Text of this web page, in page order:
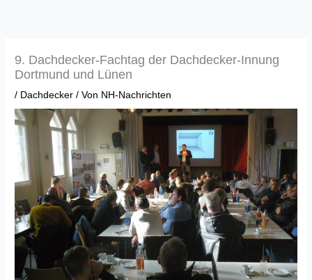
9. Dachdecker-Fachtag der Dachdecker-Innung
Dortmund und Lünen
/ Dachdecker / Von NH-Nachrichten